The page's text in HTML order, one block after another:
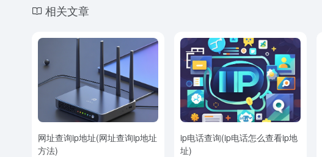
相关文章
网址查询ip地址(网址查询ip地址
方法)
ip电话查询(ip电话怎么查看ip地
址)